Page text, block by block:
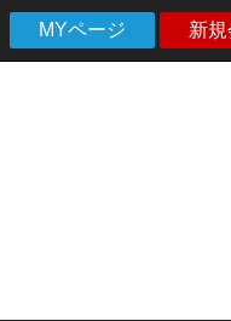
MYページ 新